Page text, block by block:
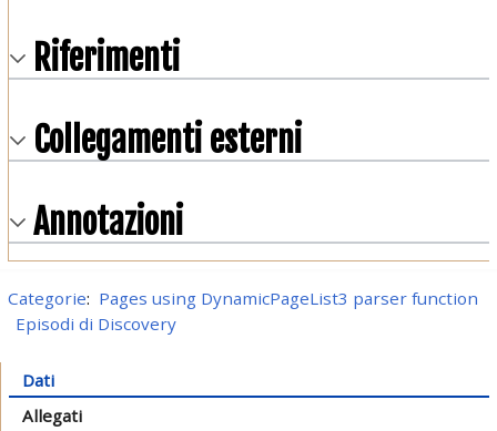
Riferimenti
Collegamenti esterni
Annotazioni
Categorie: Pages using DynamicPageList3 parser function
Episodi di Discovery
Dati
Allegati